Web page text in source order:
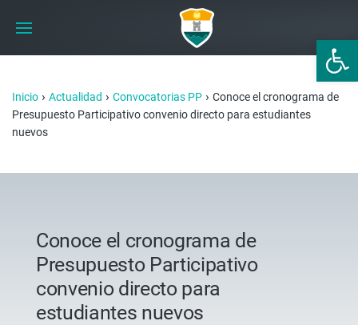
Abrir
Inicio › Actualidad › Convocatorias PP › Conoce el cronograma de
Presupuesto Participativo convenio directo para estudiantes
nuevos
Conoce el cronograma de
Presupuesto Participativo
convenio directo para
estudiantes nuevos